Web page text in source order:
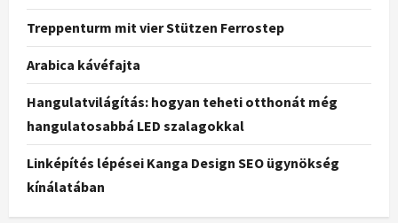
Treppenturm mit vier Stützen Ferrostep
Arabica kávéfajta
Hangulatvilágítás: hogyan teheti otthonát még
hangulatosabbá LED szalagokkal
Linképítés lépései Kanga Design SEO ügynökség
kínálatában